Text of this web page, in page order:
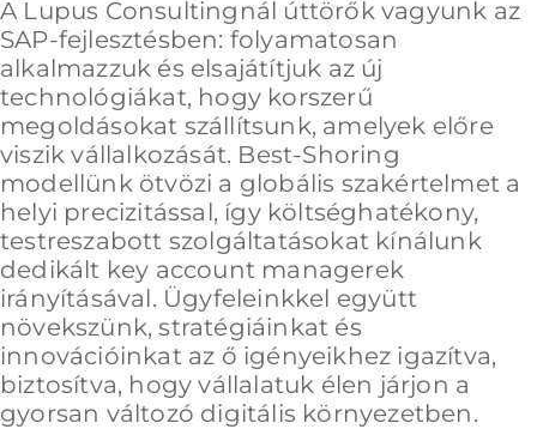
A Lupus Consultingnál úttörők vagyunk az
SAP-fejlesztésben: folyamatosan
alkalmazzuk és elsajátítjuk az új
technológiákat, hogy korszerű
megoldásokat szállítsunk, amelyek előre
viszik vállalkozását. Best-Shoring
modellünk ötvözi a globális szakértelmet a
helyi precizitással, így költséghatékony,
testreszabott szolgáltatásokat kínálunk
dedikált key account managerek
irányításával. Ügyfeleinkkel együtt
növekszünk, stratégiáinkat és
innovációinkat az ő igényeikhez igazítva,
biztosítva, hogy vállalatuk élen járjon a
gyorsan változó digitális környezetben.